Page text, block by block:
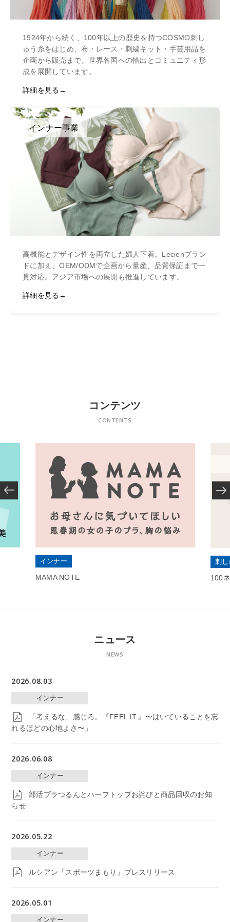
1924年から続く、100年以上の歴史を持つCOSMO刺し
ゅう糸をはじめ、布・レース・刺繍キット・手芸用品を
企画から販売まで。世界各国への輸出とコミュニティ形
成を展開しています。
詳細を見る
インナー事業
高機能とデザイン性を両立した婦人下着。Lecienブラン
ドに加え、OEM/ODMで企画から量産、品質保証まで一
貫対応。アジア市場への展開も推進しています。
詳細を見る
コンテンツ
CONTENTS
インナー
MAMA NOTE
刺
100
ニュース
NEWS
2026.08.03
インナー
「考えるな、感じろ。『FEEL IT.』〜はいていることを忘
れるほどの心地よさ〜」
2026.06.08
インナー
部活ブラつるんとハーフトップお詫びと商品回収のお知
らせ
2026.05.22
インナー
ルシアン「スポーツまもり」プレスリリース
2026.05.01
インナー